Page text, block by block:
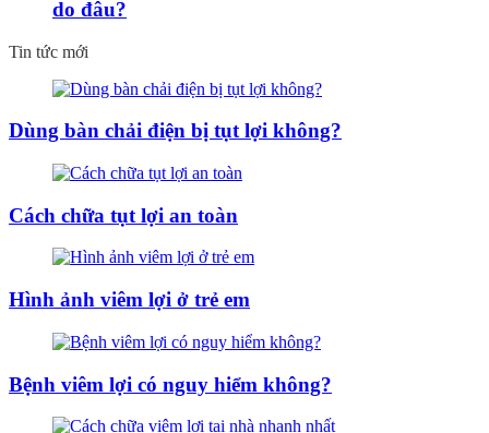
do đâu?
Tin tức mới
Dùng bàn chải điện bị tụt lợi không?
Cách chữa tụt lợi an toàn
Hình ảnh viêm lợi ở trẻ em
Bệnh viêm lợi có nguy hiểm không?